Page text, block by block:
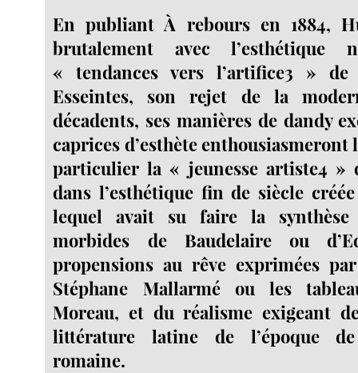
En publiant À rebours en 1884,
brutalement avec l’esthétique
« tendances vers l’artifice3 »
Esseintes, son rejet de la
décadents, ses manières de dandy
caprices d’esthète enthousiasmeront
particulier la « jeunesse artiste4 »
dans l’esthétique fin de siècle
lequel avait su faire la synthèse
morbides de Baudelaire ou
propensions au rêve exprimées
Stéphane Mallarmé ou les
Moreau, et du réalisme exigeant
littérature latine de l’époque
romaine.